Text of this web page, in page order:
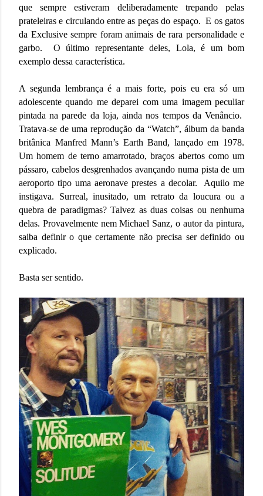
que sempre estiveram deliberadamente trepando pelas
prateleiras e circulando entre as peças do espaço. E os gatos
da Exclusive sempre foram animais de rara personalidade e
garbo. O último representante deles, Lola, é um bom
exemplo dessa característica.
A segunda lembrança é a mais forte, pois eu era só um
adolescente quando me deparei com uma imagem peculiar
pintada na parede da loja, ainda nos tempos da Venâncio.
Tratava-se de uma reprodução da “Watch”, álbum da banda
britânica Manfred Mann’s Earth Band, lançado em 1978.
Um homem de terno amarrotado, braços abertos como um
pássaro, cabelos desgrenhados avançando numa pista de um
aeroporto tipo uma aeronave prestes a decolar. Aquilo me
instigava. Surreal, inusitado, um retrato da loucura ou a
quebra de paradigmas? Talvez as duas coisas ou nenhuma
delas. Provavelmente nem Michael Sanz, o autor da pintura,
saiba definir o que certamente não precisa ser definido ou
explicado.
Basta ser sentido.